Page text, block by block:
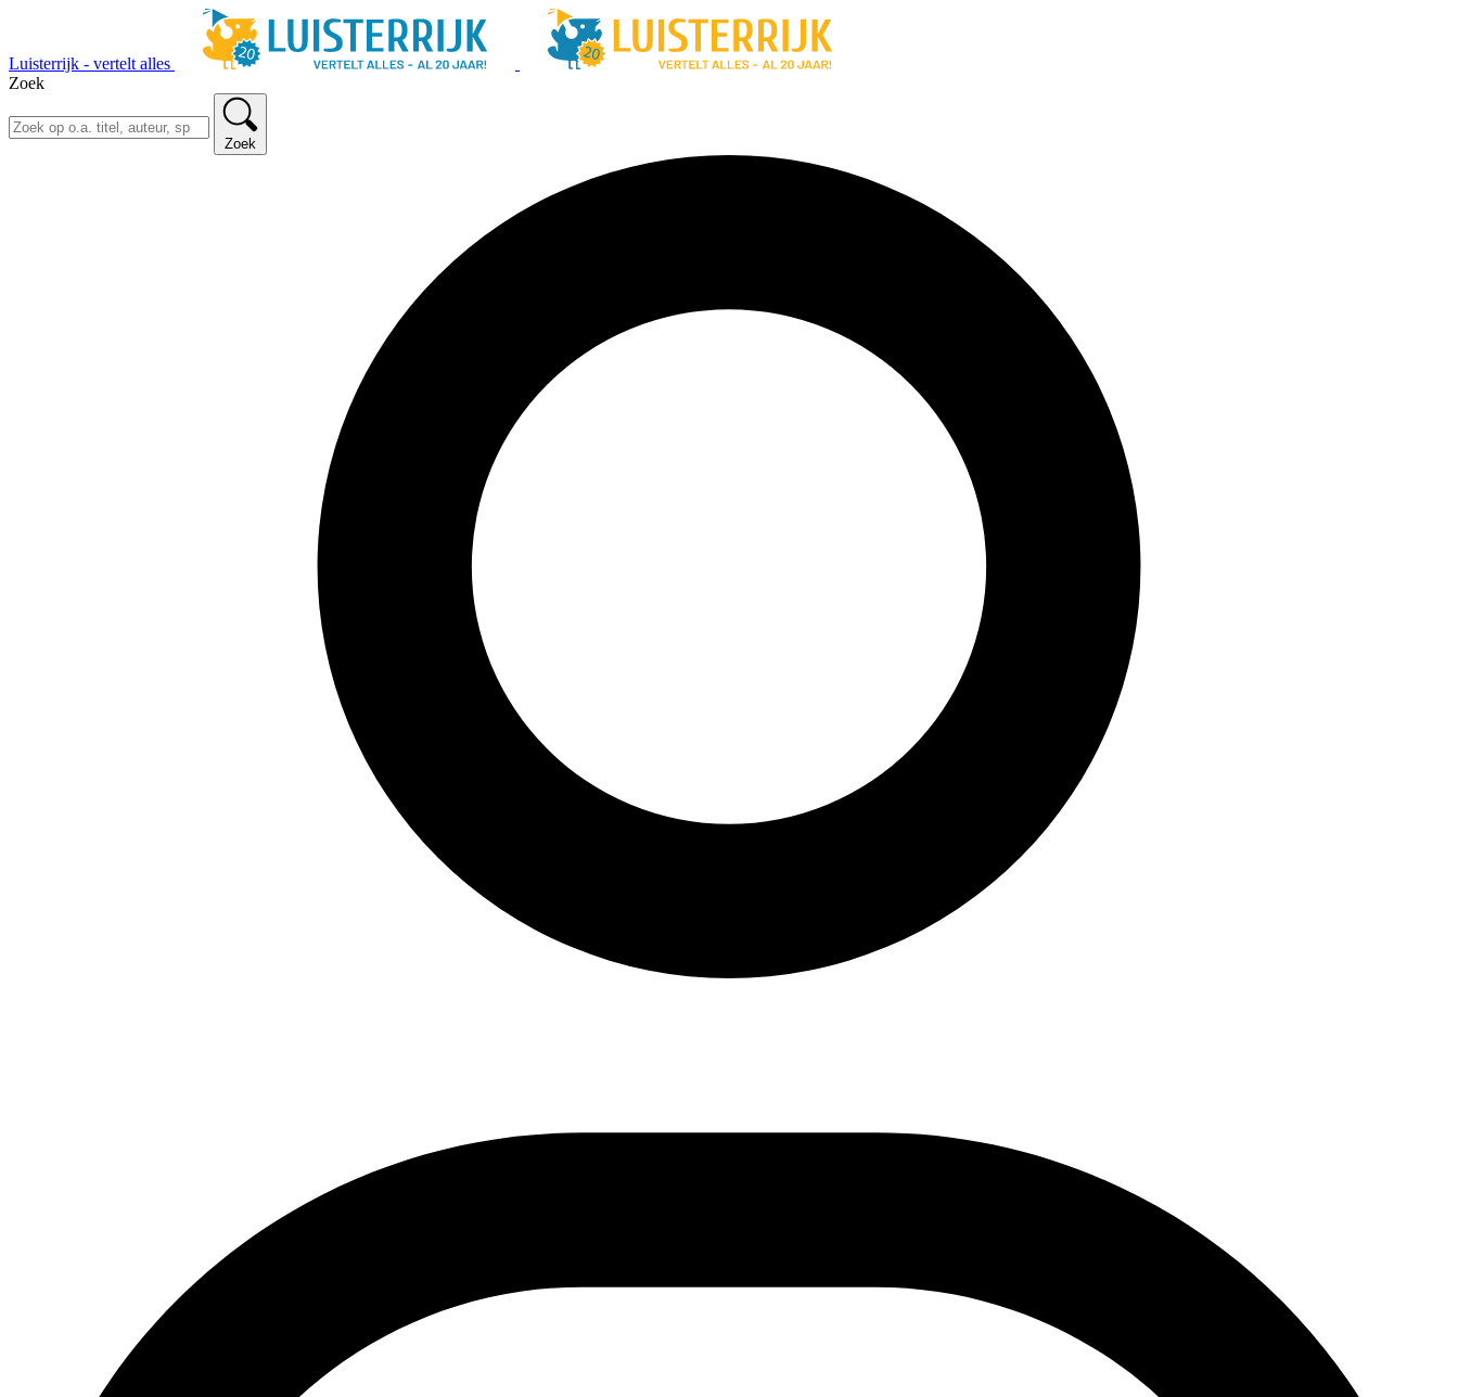
Luisterrijk - vertelt alles
Zoek
Zoek